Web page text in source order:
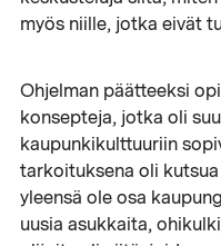
myös niille, jotka eivät
Ohjelman päätteeksi
konsepteja, jotka oli
kaupunkikulttuuriin
tarkoituksena oli
yleensä ole osa
uusia asukkaita,